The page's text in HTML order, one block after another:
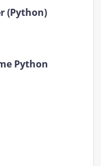
(Python)
Python